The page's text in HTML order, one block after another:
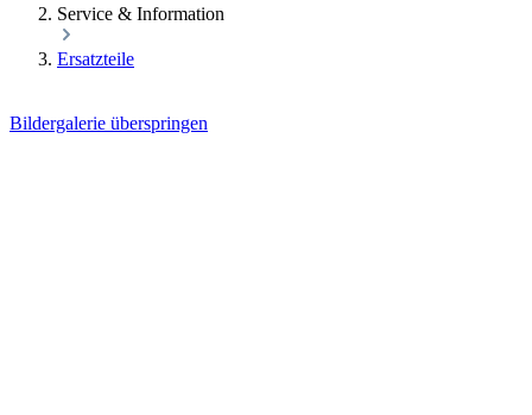
Service & Information
Ersatzteile
Bildergalerie überspringen